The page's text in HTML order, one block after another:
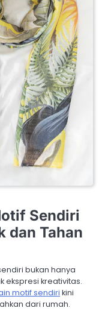
Sendiri
dan Tahan
bukan hanya
ekspresi kreativitas.
motif sendiri kini
dari rumah.